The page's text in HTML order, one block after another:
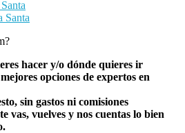
Santa
hacer y/o dónde quieres ir
opciones de expertos en
sin gastos ni comisiones
vas, vuelves y nos cuentas lo bien